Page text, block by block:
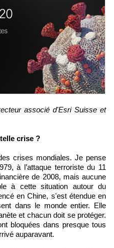
crise ?
crises mondiales. Je pense
à l’attaque terroriste du 11
de 2008, mais aucune
à cette situation autour du
en Chine, s'est étendue en
dans le monde entier. Elle
et chacun doit se protéger.
bloquées dans presque tous
auparavant.